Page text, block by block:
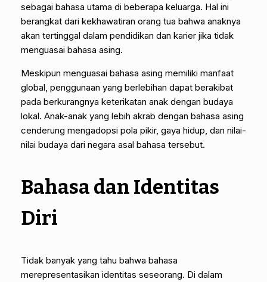
sebagai bahasa utama di beberapa keluarga. Hal ini
berangkat dari kekhawatiran orang tua bahwa anaknya
akan tertinggal dalam pendidikan dan karier jika tidak
menguasai bahasa asing.
Meskipun menguasai bahasa asing memiliki manfaat
global, penggunaan yang berlebihan dapat berakibat
pada berkurangnya keterikatan anak dengan budaya
lokal. Anak-anak yang lebih akrab dengan bahasa asing
cenderung mengadopsi pola pikir, gaya hidup, dan nilai-
nilai budaya dari negara asal bahasa tersebut.
Bahasa dan Identitas
Diri
Tidak banyak yang tahu bahwa bahasa
merepresentasikan identitas seseorang. Di dalam